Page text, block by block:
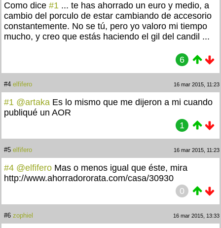
Como dice #1 ... te has ahorrado un euro y medio, a
cambio del porculo de estar cambiando de accesorio
constantemente. No se tú, pero yo valoro mi tiempo
mucho, y creo que estás haciendo el gil del candil ...
6
#4 elfifero 16 mar 2015, 11:23
#1 @artaka Es lo mismo que me dijeron a mi cuando
publiqué un AOR
1
#5 elfifero 16 mar 2015, 11:23
#4 @elfifero Mas o menos igual que éste, mira
http://www.ahorradororata.com/casa/30930
0
#6 zophiel 16 mar 2015, 13:33